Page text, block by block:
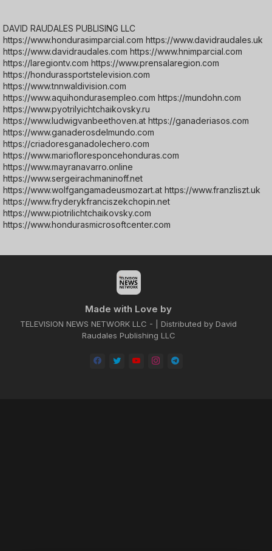
DAVID RAUDALES PUBLISING LLC
https://www.hondurasimparcial.com https://www.davidraudales.uk
https://www.davidraudales.com https://www.hnimparcial.com
https://laregiontv.com https://www.prensalaregion.com
https://hondurassportstelevision.com
https://www.tnnwaldivision.com
https://www.aquihondurasempleo.com https://mundohn.com
https://www.pyotrilyichtchaikovsky.ru
https://www.ludwigvanbeethoven.at https://ganaderiasos.com
https://www.ganaderosdelmundo.com
https://criadoresganadolechero.com
https://www.mariofloresponcehonduras.com
https://www.mayranavarro.online
https://www.sergeirachmaninoff.net
https://www.wolfgangamadeusmozart.at https://www.franzliszt.uk
https://www.fryderykfranciszekchopin.net
https://www.piotrilichtchaikovsky.com
https://www.hondurasmicrosoftcenter.com
Made with Love by
TELEVISION NEWS NETWORK LLC - | Distributed by David
Raudales Publishing LLC